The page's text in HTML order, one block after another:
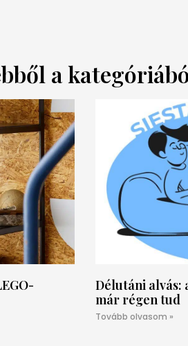
a
Délutáni
már régen tud
Tovább olvasom »